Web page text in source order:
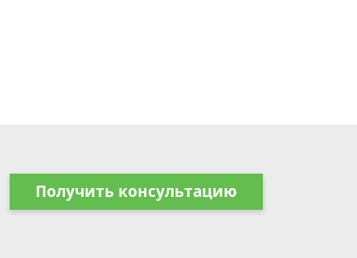
Получить консультацию